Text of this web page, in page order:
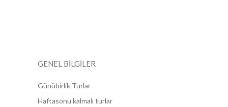
GENEL BİLGİLER
Günübirlik Turlar
Haftasonu kalmalı turlar